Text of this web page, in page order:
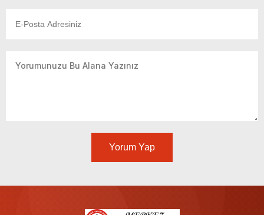
Yorum Yap